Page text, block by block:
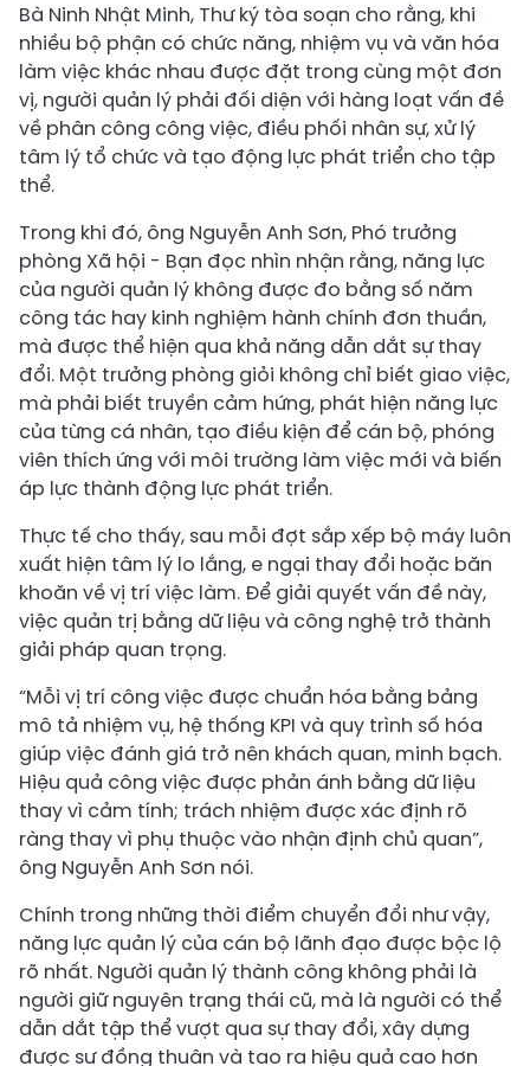
Bà Ninh Nhật Minh, Thư ký tòa soạn cho rằng, khi
nhiều bộ phận có chức năng, nhiệm vụ và văn hóa
làm việc khác nhau được đặt trong cùng một đơn
vị, người quản lý phải đối diện với hàng loạt vấn đề
về phân công công việc, điều phối nhân sự, xử lý
tâm lý tổ chức và tạo động lực phát triển cho tập
thể.
Trong khi đó, ông Nguyễn Anh Sơn, Phó trưởng
phòng Xã hội - Bạn đọc nhìn nhận rằng, năng lực
của người quản lý không được đo bằng số năm
công tác hay kinh nghiệm hành chính đơn thuần,
mà được thể hiện qua khả năng dẫn dắt sự thay
đổi. Một trưởng phòng giỏi không chỉ biết giao việc,
mà phải biết truyền cảm hứng, phát hiện năng lực
của từng cá nhân, tạo điều kiện để cán bộ, phóng
viên thích ứng với môi trường làm việc mới và biến
áp lực thành động lực phát triển.
Thực tế cho thấy, sau mỗi đợt sắp xếp bộ máy luôn
xuất hiện tâm lý lo lắng, e ngại thay đổi hoặc băn
khoăn về vị trí việc làm. Để giải quyết vấn đề này,
việc quản trị bằng dữ liệu và công nghệ trở thành
giải pháp quan trọng.
“Mỗi vị trí công việc được chuẩn hóa bằng bảng
mô tả nhiệm vụ, hệ thống KPI và quy trình số hóa
giúp việc đánh giá trở nên khách quan, minh bạch.
Hiệu quả công việc được phản ánh bằng dữ liệu
thay vì cảm tính; trách nhiệm được xác định rõ
ràng thay vì phụ thuộc vào nhận định chủ quan”,
ông Nguyễn Anh Sơn nói.
Chính trong những thời điểm chuyển đổi như vậy,
năng lực quản lý của cán bộ lãnh đạo được bộc lộ
rõ nhất. Người quản lý thành công không phải là
người giữ nguyên trạng thái cũ, mà là người có thể
dẫn dắt tập thể vượt qua sự thay đổi, xây dựng
được sự đồng thuận và tạo ra hiệu quả cao hơn